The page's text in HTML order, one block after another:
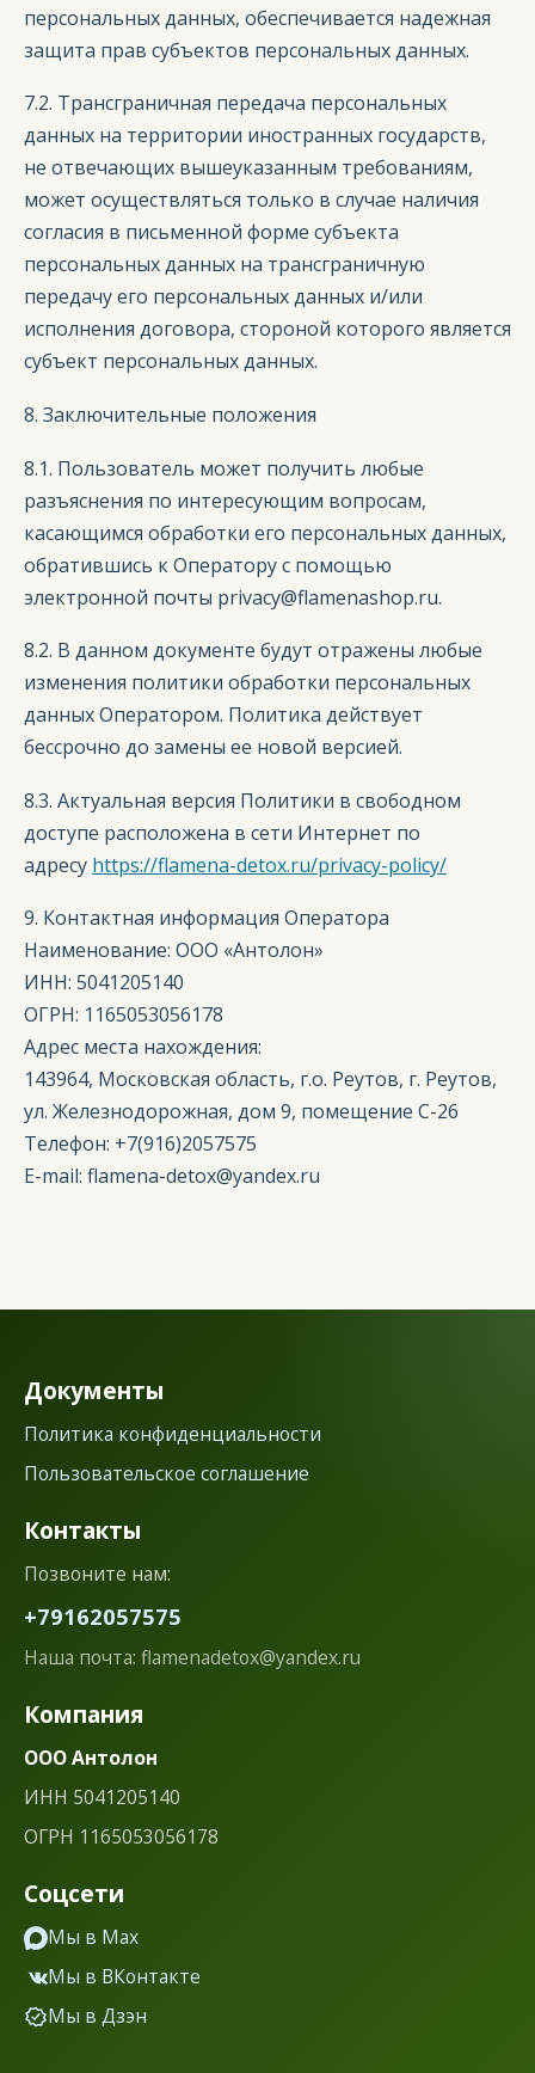
персональных данных, обеспечивается надежная
защита прав субъектов персональных данных.
7.2. Трансграничная передача персональных
данных на территории иностранных государств,
не отвечающих вышеуказанным требованиям,
может осуществляться только в случае наличия
согласия в письменной форме субъекта
персональных данных на трансграничную
передачу его персональных данных и/или
исполнения договора, стороной которого является
субъект персональных данных.
8. Заключительные положения
8.1. Пользователь может получить любые
разъяснения по интересующим вопросам,
касающимся обработки его персональных данных,
обратившись к Оператору с помощью
электронной почты privacy@flamenashop.ru.
8.2. В данном документе будут отражены любые
изменения политики обработки персональных
данных Оператором. Политика действует
бессрочно до замены ее новой версией.
8.3. Актуальная версия Политики в свободном
доступе расположена в сети Интернет по
адресу https://flamena-detox.ru/privacy-policy/
9. Контактная информация Оператора
Наименование: ООО «Антолон»
ИНН: 5041205140
ОГРН: 1165053056178
Адрес места нахождения:
143964, Московская область, г.о. Реутов, г. Реутов,
ул. Железнодорожная, дом 9, помещение С-26
Телефон: +7(916)2057575
E-mail: flamena-detox@yandex.ru
Документы
Политика конфиденциальности
Пользовательское соглашение
Контакты
Позвоните нам:
+79162057575
Наша почта: flamenadetox@yandex.ru
Компания
ООО Антолон
ИНН 5041205140
ОГРН 1165053056178
Соцсети
Мы в Мах
Мы в ВКонтакте
Мы в Дзэн